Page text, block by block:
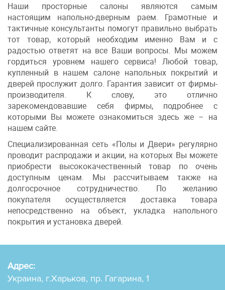
Наши просторные салоны являются самым
настоящим напольно-дверным раем. Грамотные и
тактичные консультанты помогут правильно выбрать
тот товар, который необходим именно Вам и с
радостью ответят на все Ваши вопросы. Мы можем
гордиться уровнем нашего сервиса! Любой товар,
купленный в нашем салоне напольных покрытий и
дверей прослужит долго. Гарантия зависит от фирмы-
производителя. К слову, это отлично
зарекомендовавшие себя фирмы, подробнее с
которыми Вы можете ознакомиться здесь же – на
нашем сайте.
Специализированная сеть «Полы и Двери» регулярно
проводит распродажи и акции, на которых Вы можете
приобрести высококачественный товар по очень
доступным ценам. Мы рассчитываем также на
долгосрочное сотрудничество. По желанию
покупателя осуществляется доставка товара
непосредственно на объект, укладка напольного
покрытия и установка дверей.
Адрес:
Украина, г.Харьков, пр. Гагарина, 1